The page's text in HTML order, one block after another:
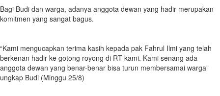
Bagi Budi dan warga, adanya anggota dewan yang hadir merupakan
komitmen yang sangat bagus.
“Kami mengucapkan terima kasih kepada pak Fahrul Ilmi yang telah
berkenan hadir ke gotong royong di RT kami. Kami senang ada
anggota dewan yang benar-benar bisa turun membersamai warga”
ungkap Budi (Minggu 25/8)